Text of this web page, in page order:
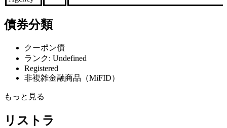
債券分類
クーポン債
ランク: Undefined
Registered
非複雑金融商品（MiFID）
もっと見る
リストラ